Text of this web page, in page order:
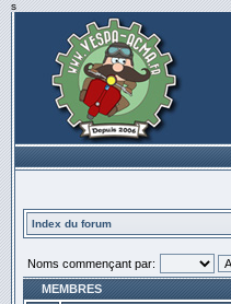
s
Index du forum
Noms commençant par:
MEMBRES